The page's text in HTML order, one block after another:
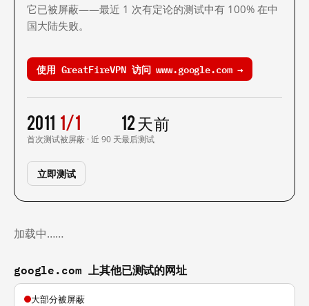
它已被屏蔽——最近 1 次有定论的测试中有 100% 在中
国大陆失败。
使用 GreatFireVPN 访问 www.google.com →
2011
首次测试
1/1
被屏蔽 · 近 90 天
12 天前
最后测试
立即测试
加载中……
google.com 上其他已测试的网址
大部分被屏蔽